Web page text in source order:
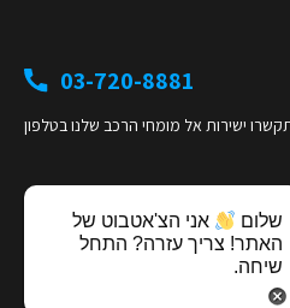
03-720-8881
ישירות אל מומחי הרכב שלנו בטלפון
שלום
אני הצ'אטבוט של
האתר! צריך עזרה? התחל
שיחה.